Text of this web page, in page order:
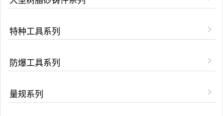
特种工具系列
防爆工具系列
量规系列